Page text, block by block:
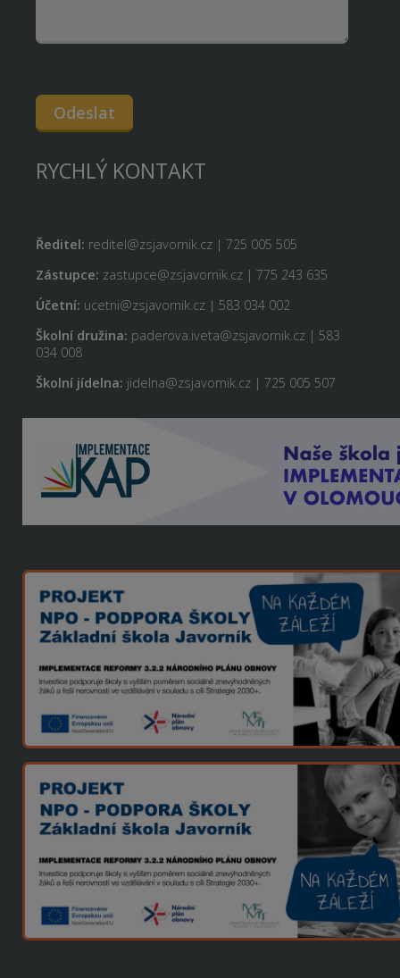
Odeslat
RYCHLÝ KONTAKT
Ředitel: reditel@zsjavornik.cz | 725 005 505
Zástupce: zastupce@zsjavornik.cz | 775 243 635
Účetní: ucetni@zsjavornik.cz | 583 034 002
Školní družina: paderova.iveta@zsjavornik.cz | 583
034 008
Školní jídelna: jidelna@zsjavornik.cz | 725 005 507